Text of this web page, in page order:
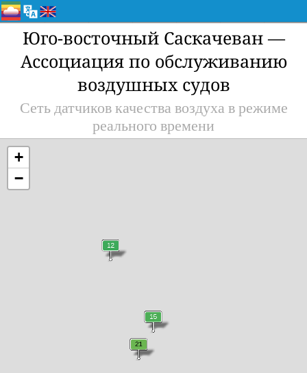
Юго-восточный Саскачеван —
Ассоциация по обслуживанию
воздушных судов
Сеть датчиков качества воздуха в режиме
реального времени
+
−